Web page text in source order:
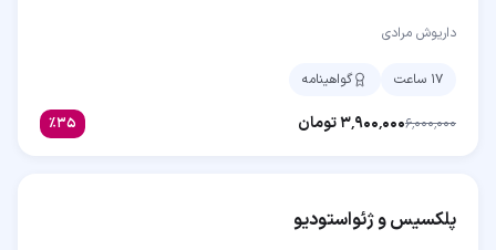
داریوش مرادی
۱۷ ساعت گواهینامه
۶٬۰۰۰٬۰۰۰۳٬۹۰۰٬۰۰۰تومان ٪۳۵
پلکسیس و ژئواستودیو